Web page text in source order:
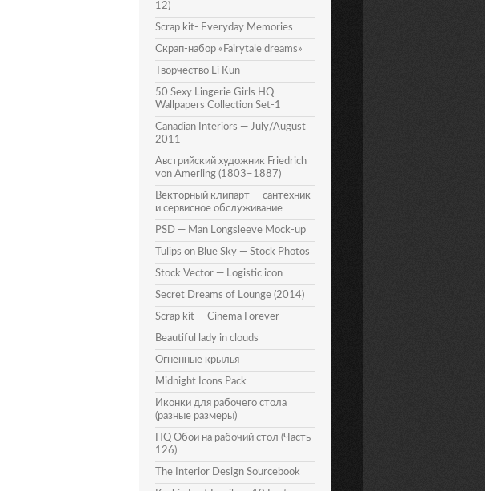
12)
Scrap kit- Everyday Memories
Скрап-набор «Fairytale dreams»
Творчество Li Kun
50 Sexy Lingerie Girls HQ
Wallpapers Collection Set-1
Canadian Interiors — July/August
2011
Австрийский художник Friedrich
von Amerling (1803–1887)
Векторный клипарт — сантехник
и сервисное обслуживание
PSD — Man Longsleeve Mock-up
Tulips on Blue Sky — Stock Photos
Stock Vector — Logistic icon
Secret Dreams of Lounge (2014)
Scrap kit — Cinema Forever
Beautiful lady in clouds
Огненные крылья
Midnight Icons Pack
Иконки для рабочего стола
(разные размеры)
HQ Обои на рабочий стол (Часть
126)
The Interior Design Sourcebook